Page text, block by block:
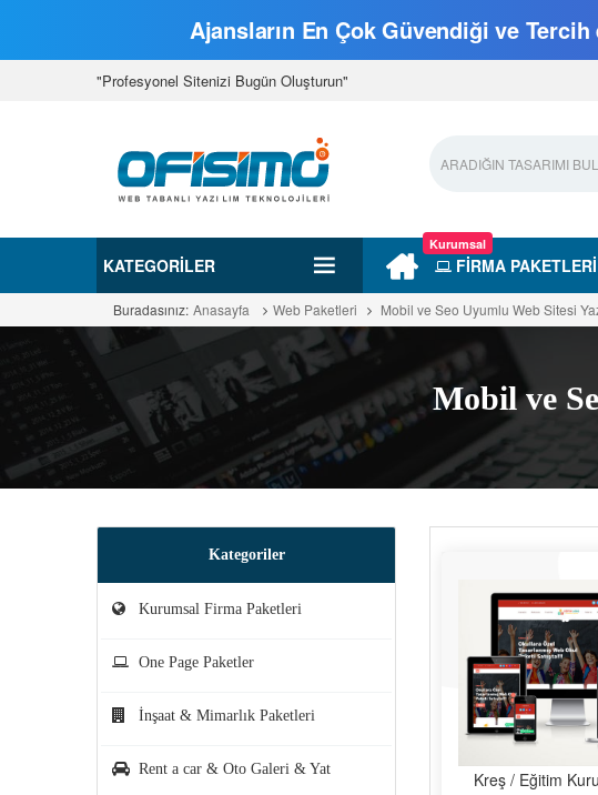
Ajansların En Çok Güvendiği ve
"Profesyonel Sitenizi Bugün Oluşturun"
KATEGORILER FİRMA PAKETLERİ
Kurumsal
Buradasınız: Anasayfa Web Paketleri Mobil ve Seo Uyumlu Web Sitesi
Mobil ve
Kategoriler
Kurumsal Firma Paketleri
One Page Paketler
İnşaat & Mimarlık Paketleri
Rent a car & Oto Galeri & Yat
Kreş / Eğitim